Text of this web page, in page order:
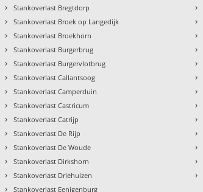
› Stankoverlast Bregtdorp
› Stankoverlast Broek op Langedijk
› Stankoverlast Broekhorn
› Stankoverlast Burgerbrug
› Stankoverlast Burgervlotbrug
› Stankoverlast Callantsoog
› Stankoverlast Camperduin
› Stankoverlast Castricum
› Stankoverlast Catrijp
› Stankoverlast De Rijp
› Stankoverlast De Woude
› Stankoverlast Dirkshorn
› Stankoverlast Driehuizen
› Stankoverlast Eenigenburg
›
›
›
›
›
›
›
›
›
›
›
›
›